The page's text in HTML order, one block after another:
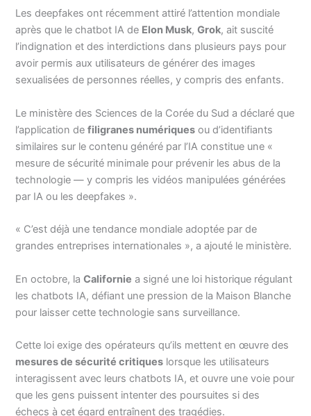
Les deepfakes ont récemment attiré l’attention mondiale
après que le chatbot IA de Elon Musk,Grok, ait suscité
l’indignation et des interdictions dans plusieurs pays pour
avoir permis aux utilisateurs de générer des images
sexualisées de personnes réelles, y compris des enfants.
Le ministère des Sciences de la Corée du Sud a déclaré que
l’application defiligranes numériques ou d’identifiants
similaires sur le contenu généré par l’IA constitue une «
mesure de sécurité minimale pour prévenir les abus de la
technologie — y compris les vidéos manipulées générées
par IA ou les deepfakes ».
« C’est déjà une tendance mondiale adoptée par de
grandes entreprises internationales », a ajouté le ministère.
En octobre, laCalifornie a signé une loi historique régulant
les chatbots IA, défiant une pression de la Maison Blanche
pour laisser cette technologie sans surveillance.
Cette loi exige des opérateurs qu’ils mettent en œuvre des
mesures de sécurité critiques lorsque les utilisateurs
interagissent avec leurs chatbots IA, et ouvre une voie pour
que les gens puissent intenter des poursuites si des
échecs à cet égard entraînent des tragédies.